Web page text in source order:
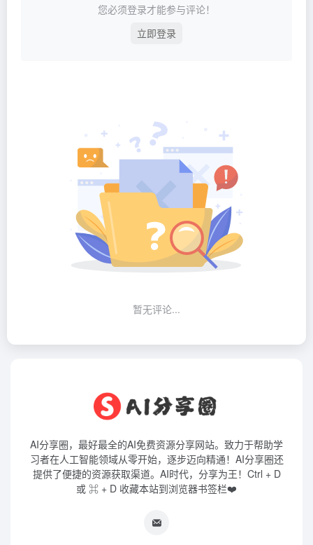
您必须登录才能参与评论！
立即登录
暂无评论...
AI分享圈，最好最全的AI免费资源分享网站。致力于帮助学
习者在人工智能领域从零开始，逐步迈向精通！AI分享圈还
提供了便捷的资源获取渠道。AI时代，分享为王！Ctrl + D
或 ⌘ + D 收藏本站到浏览器书签栏❤️